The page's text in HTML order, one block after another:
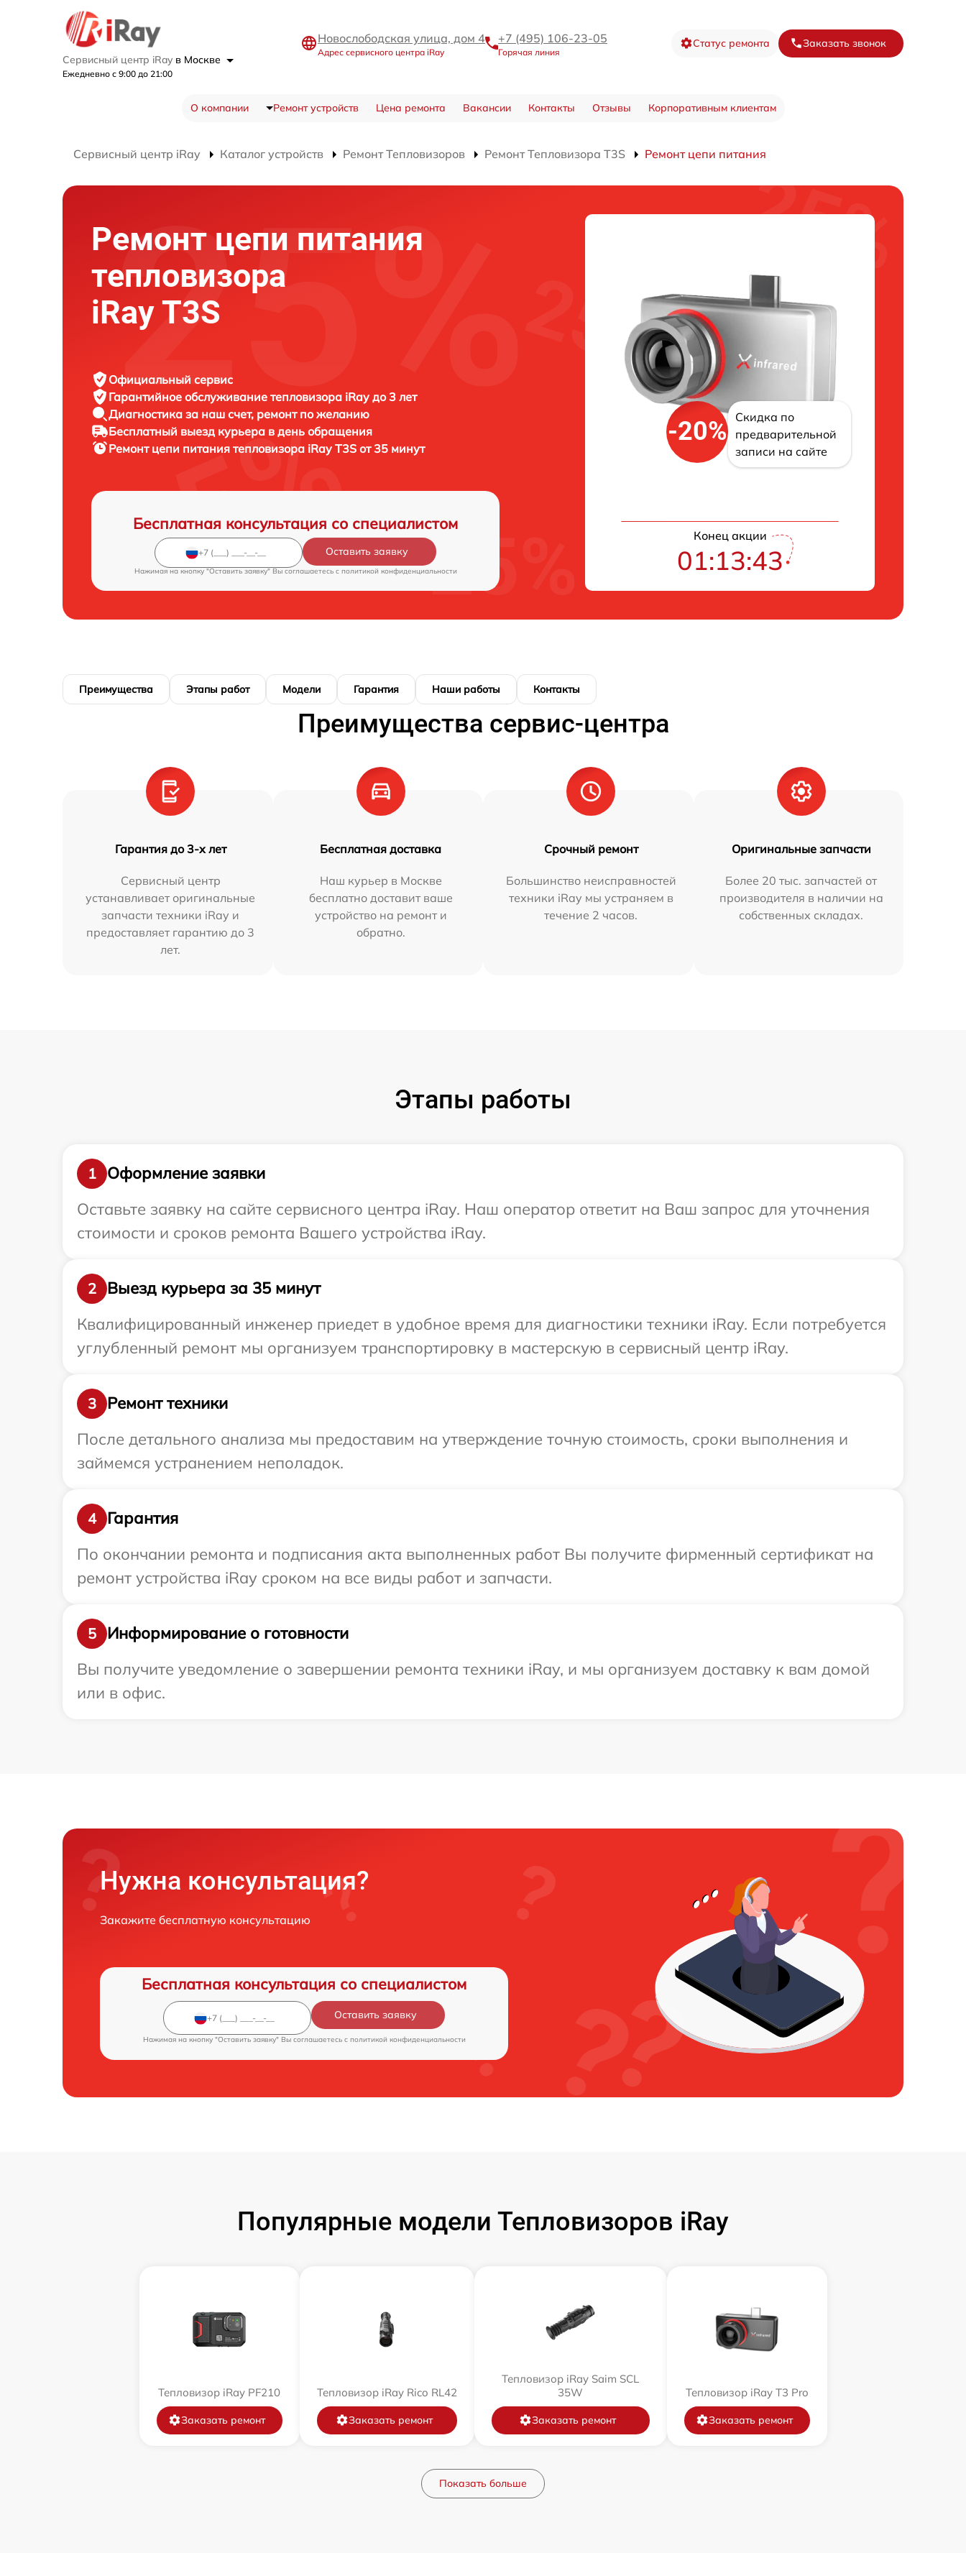
Сервисный центр iRay в Москве
Ежедневно с 9:00 до 21:00
Новослободская улица, дом 4
Адрес сервисного центра iRay
+7 (495) 106-23-05
Горячая линия
Статус ремонта Заказать звонок
О компании Ремонт устройств Цена ремонта Вакансии Контакты Отзывы Корпоративным клиентам
Сервисный центр iRay Каталог устройств Ремонт Тепловизоров Ремонт Тепловизора T3S Ремонт цепи питания
Ремонт цепи питания
тепловизора
iRay T3S
Официальный сервис
Гарантийное обслуживание тепловизора iRay до 3 лет
Диагностика за наш счет, ремонт по желанию
Бесплатный выезд курьера в день обращения
Ремонт цепи питания тепловизора iRay T3S от 35 минут
Бесплатная консультация со специалистом
Оставить заявку
Нажимая на кнопку "Оставить заявку" Вы соглашаетесь c политикой конфиденциальности
-20%
Скидка по
предварительной
записи на сайте
Конец акции
01:13:42
Преимущества Этапы работ Модели Гарантия Наши работы Контакты
Преимущества сервис-центра
Гарантия до 3-х лет
Сервисный центр
устанавливает оригинальные
запчасти техники iRay и
предоставляет гарантию до 3
лет.
Бесплатная доставка
Наш курьер в Москве
бесплатно доставит ваше
устройство на ремонт и
обратно.
Срочный ремонт
Большинство неисправностей
техники iRay мы устраняем в
течение 2 часов.
Оригинальные запчасти
Более 20 тыс. запчастей от
производителя в наличии на
собственных складах.
Этапы работы
1
Оформление заявки
Оставьте заявку на сайте сервисного центра iRay. Наш оператор ответит на Ваш запрос для уточнения
стоимости и сроков ремонта Вашего устройства iRay.
2
Выезд курьера за 35 минут
Квалифицированный инженер приедет в удобное время для диагностики техники iRay. Если потребуется
углубленный ремонт мы организуем транспортировку в мастерскую в сервисный центр iRay.
3
Ремонт техники
После детального анализа мы предоставим на утверждение точную стоимость, сроки выполнения и
займемся устранением неполадок.
4
Гарантия
По окончании ремонта и подписания акта выполненных работ Вы получите фирменный сертификат на
ремонт устройства iRay сроком на все виды работ и запчасти.
5
Информирование о готовности
Вы получите уведомление о завершении ремонта техники iRay, и мы организуем доставку к вам домой
или в офис.
Нужна консультация?
Закажите бесплатную консультацию
Бесплатная консультация со специалистом
Оставить заявку
Нажимая на кнопку "Оставить заявку" Вы соглашаетесь c политикой конфиденциальности
Популярные модели Тепловизоров iRay
Тепловизор iRay PF210
Заказать ремонт
Тепловизор iRay Rico RL42
Заказать ремонт
Тепловизор iRay Saim SCL
35W
Заказать ремонт
Тепловизор iRay T3 Pro
Заказать ремонт
Показать больше